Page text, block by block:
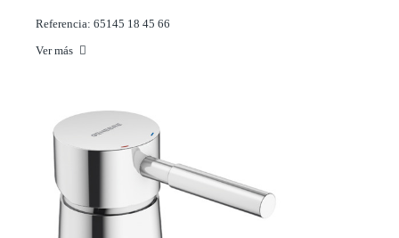
Referencia: 65145 18 45 66
Ver más